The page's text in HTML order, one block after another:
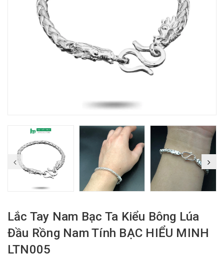
Lắc Tay Nam Bạc Ta Kiểu Bông Lúa
Đầu Rồng Nam Tính BẠC HIỂU MINH
LTN005